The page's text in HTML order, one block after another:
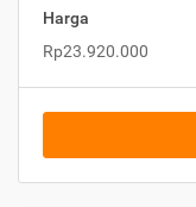
Harga
Rp23.920.000